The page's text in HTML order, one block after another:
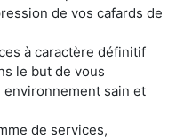
de vos cafards de
à caractère définitif
le but de vous
sain et
de services,